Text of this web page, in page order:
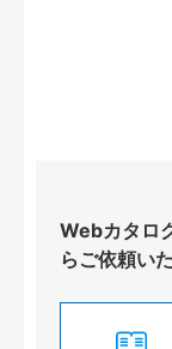
Webカタロ
らご依頼い